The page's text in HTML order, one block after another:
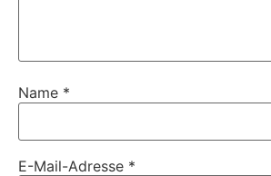
Name *
E-Mail-Adresse *